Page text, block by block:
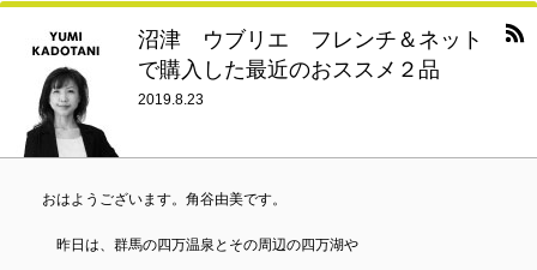
沼津 ウブリエ フレンチ＆ネット
で購入した最近のおススメ２品
2019.8.23
おはようございます。角谷由美です。
昨日は、群馬の四万温泉とその周辺の四万湖や